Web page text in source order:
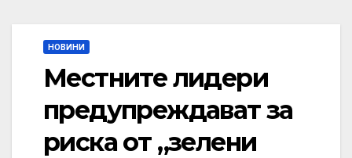
НОВИНИ
Местните лидери
предупреждават за
риска от „зелени